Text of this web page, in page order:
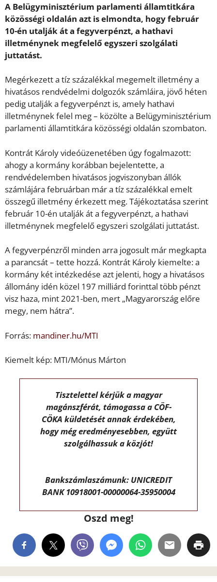
A Belügyminisztérium parlamenti államtitkára
közösségi oldalán azt is elmondta, hogy február
10-én utalják át a fegyverpénzt, a hathavi
illetménynek megfelelő egyszeri szolgálati
juttatást.
Megérkezett a tíz százalékkal megemelt illetmény a
hivatásos rendvédelmi dolgozók számláira, jövő héten
pedig utalják a fegyverpénzt is, amely hathavi
illetménynek felel meg – közölte a Belügyminisztérium
parlamenti államtitkára közösségi oldalán szombaton.
Kontrát Károly videóüzenetében úgy fogalmazott:
ahogy a kormány korábban bejelentette, a
rendvédelemben hivatásos jogviszonyban állók
számlájára februárban már a tíz százalékkal emelt
összegű illetmény érkezett meg. Tájékoztatása szerint
február 10-én utalják át a fegyverpénzt, a hathavi
illetménynek megfelelő egyszeri szolgálati juttatást.
A fegyverpénzről minden arra jogosult már megkapta
a parancsát – tette hozzá. Kontrát Károly kiemelte: a
kormány két intézkedése azt jelenti, hogy a hivatásos
állomány idén közel 197 milliárd forinttal több pénzt
visz haza, mint 2021-ben, mert „Magyarország előre
megy, nem hátra”.
Forrás: mandiner.hu/MTI
Kiemelt kép: MTI/Mónus Márton
Tisztelettel kérjük a magyar
magánszférát, támogassa a CÖF-
CÖKA küldetését annak érdekében,
hogy még eredményesebben, együtt
szolgálhassuk a közjót!
Bankszámlaszámunk: UNICREDIT
BANK 10918001-00000064-35950004
Oszd meg!